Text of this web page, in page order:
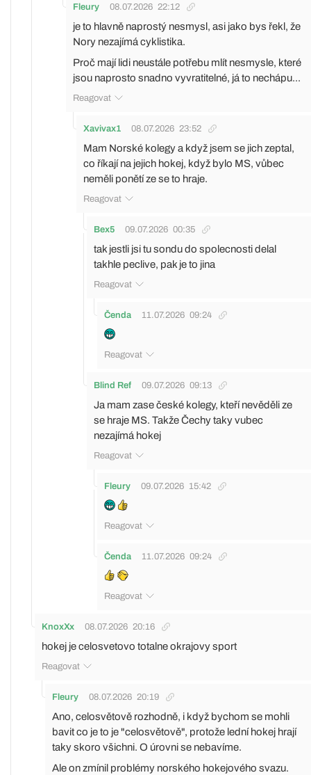
Fleury 08.07.2026 22:12
je to hlavně naprostý nesmysl, asi jako bys řekl, že
Nory nezajímá cyklistika.
Proč mají lidi neustále potřebu mlít nesmysle, které
jsou naprosto snadno vyvratitelné, já to nechápu...
Reagovat
Xavivax1 08.07.2026 23:52
Mam Norské kolegy a když jsem se jich zeptal,
co říkají na jejich hokej, když bylo MS, vůbec
neměli ponětí ze se to hraje.
Reagovat
Bex5 09.07.2026 00:35
tak jestli jsi tu sondu do spolecnosti delal
takhle peclive, pak je to jina
Reagovat
Čenda 11.07.2026 09:24
Reagovat
Blind Ref 09.07.2026 09:13
Ja mam zase české kolegy, kteří nevěděli ze
se hraje MS. Takže Čechy taky vubec
nezajímá hokej
Reagovat
Fleury 09.07.2026 15:42
Reagovat
Čenda 11.07.2026 09:24
Reagovat
KnoxXx 08.07.2026 20:16
hokej je celosvetovo totalne okrajovy sport
Reagovat
Fleury 08.07.2026 20:19
Ano, celosvětově rozhodně, i když bychom se mohli
bavit co je to je "celosvětově", protože lední hokej hrají
taky skoro všichni. O úrovni se nebavíme.
Ale on zmínil problémy norského hokejového svazu.